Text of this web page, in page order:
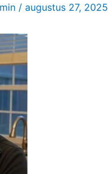
/ augustus 27, 2025